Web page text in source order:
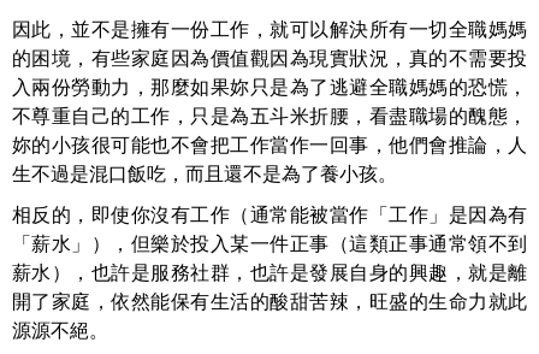
因此，並不是擁有一份工作，就可以解決所有一切全職媽媽
的困境，有些家庭因為價值觀因為現實狀況，真的不需要投
入兩份勞動力，那麼如果妳只是為了逃避全職媽媽的恐慌，
不尊重自己的工作，只是為五斗米折腰，看盡職場的醜態，
妳的小孩很可能也不會把工作當作一回事，他們會推論，人
生不過是混口飯吃，而且還不是為了養小孩。
相反的，即使你沒有工作（通常能被當作「工作」是因為有
「薪水」），但樂於投入某一件正事（這類正事通常領不到
薪水），也許是服務社群，也許是發展自身的興趣，就是離
開了家庭，依然能保有生活的酸甜苦辣，旺盛的生命力就此
源源不絕。